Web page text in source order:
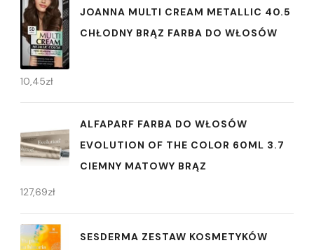
JOANNA MULTI CREAM METALLIC 40.5
CHŁODNY BRĄZ FARBA DO WŁOSÓW
10,45zł
ALFAPARF FARBA DO WŁOSÓW
EVOLUTION OF THE COLOR 60ML 3.7
CIEMNY MATOWY BRĄZ
127,69zł
SESDERMA ZESTAW KOSMETYKÓW